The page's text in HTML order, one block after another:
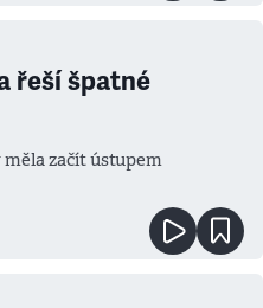
řeší špatné
začít ústupem